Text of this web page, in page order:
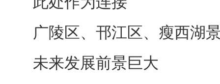
广陵区、邗江区、瘦西湖
未来发展前景巨大